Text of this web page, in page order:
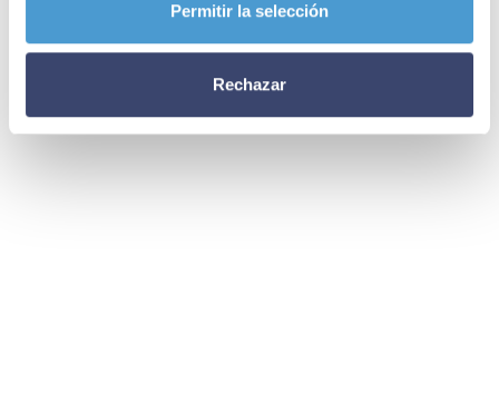
Permitir la selección
Rechazar